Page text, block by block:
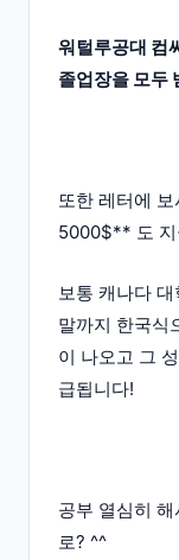
워털루공대 컴
졸업장을 모두
또한 레터에
5000$** 도 지
보통 캐나다
말까지 한국식
이 나오고 그
급됩니다!
공부 열심히
로? ^^